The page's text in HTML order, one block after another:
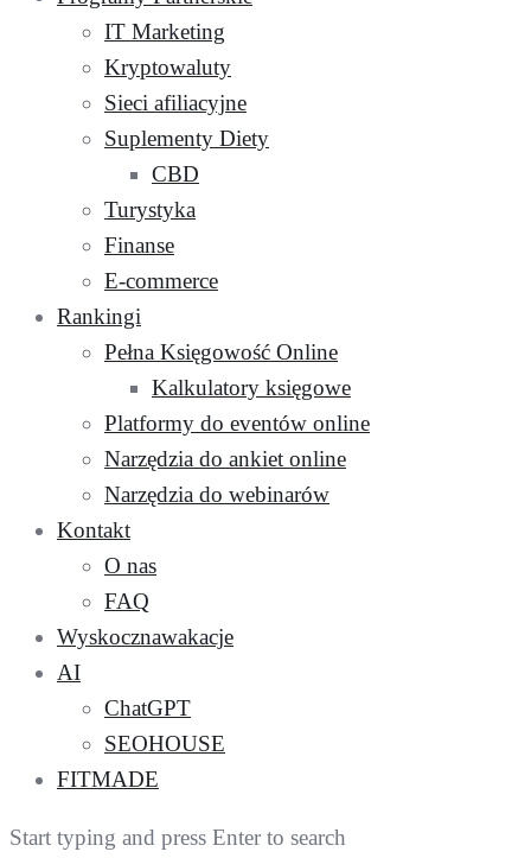
IT Marketing
Kryptowaluty
Sieci afiliacyjne
Suplementy Diety
CBD
Turystyka
Finanse
E-commerce
Rankingi
Pełna Księgowość Online
Kalkulatory księgowe
Platformy do eventów online
Narzędzia do ankiet online
Narzędzia do webinarów
Kontakt
O nas
FAQ
Wyskocznawakacje
AI
ChatGPT
SEOHOUSE
FITMADE
Start typing and press Enter to search